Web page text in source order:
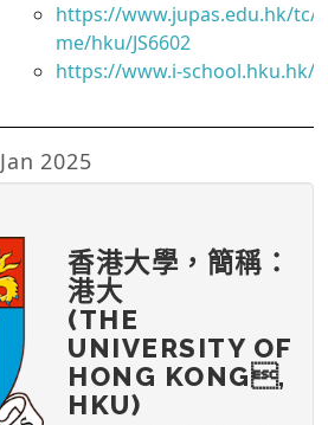
https://www.jupas.edu.hk/tc/
me/hku/JS6602
https://www.i-school.hku.hk/
2025
香港大學，簡稱：
港大
(THE
UNIVERSITY OF
HONG KONG,
HKU)